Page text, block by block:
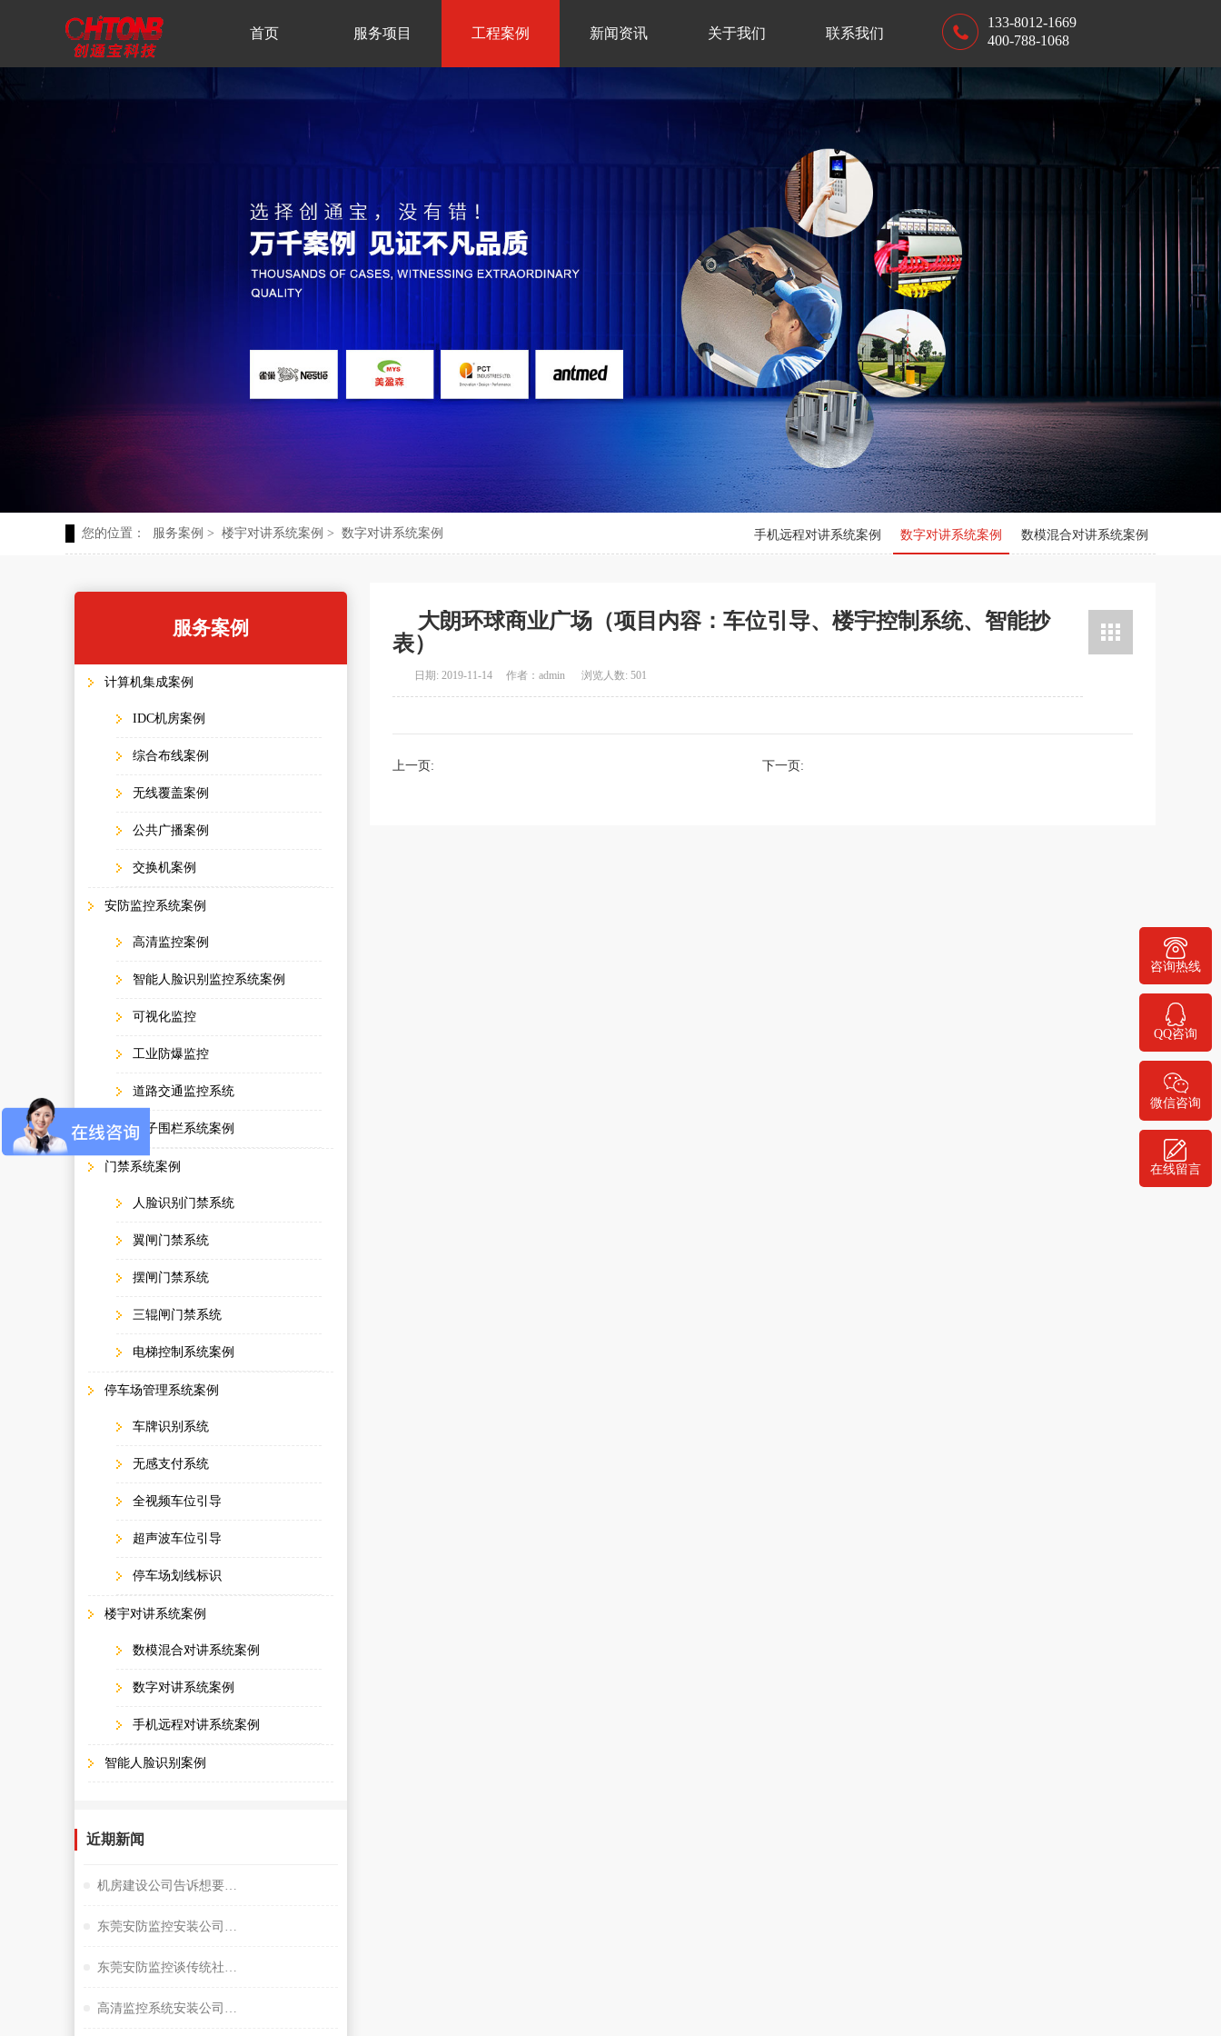
首页 服务项目 工程案例 新闻资讯 关于我们 联系我们
133-8012-1669
400-788-1068
您的位置： 服务案例 > 楼宇对讲系统案例 > 数字对讲系统案例 数模混合对讲系统案例
数字对讲系统案例
手机远程对讲系统案例
服务案例
计算机集成案例
IDC机房案例
综合布线案例
无线覆盖案例
公共广播案例
交换机案例
安防监控系统案例
高清监控案例
智能人脸识别监控系统案例
可视化监控
工业防爆监控
道路交通监控系统
电子围栏系统案例
门禁系统案例
人脸识别门禁系统
翼闸门禁系统
摆闸门禁系统
三辊闸门禁系统
电梯控制系统案例
停车场管理系统案例
车牌识别系统
无感支付系统
全视频车位引导
超声波车位引导
停车场划线标识
楼宇对讲系统案例
数模混合对讲系统案例
数字对讲系统案例
手机远程对讲系统案例
智能人脸识别案例
近期新闻
机房建设公司告诉想要监控夜视效果好选择很重要
东莞安防监控安装公司谈小间距LED显示屏
东莞安防监控谈传统社区存在的问题
高清监控系统安装公司阐述失驾人员管控系统
大朗环球商业广场（项目内容：车位引导、楼宇控制系统、智能抄
表）
日期: 2019-11-14 作者：admin 浏览人数: 501
上一页: 下一页:
咨询热线
400-778-1068
QQ咨询
微信咨询
在线留言